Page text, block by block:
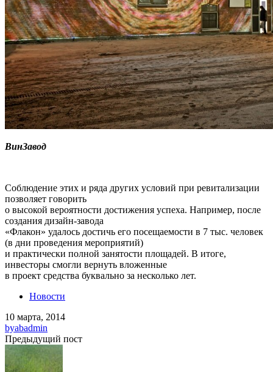
ВинЗавод
Соблюдение этих и ряда других условий при ревитализации
позволяет говорить
о высокой вероятности достижения успеха. Например, после
создания дизайн-завода
«Флакон» удалось достичь его посещаемости в 7 тыс. человек
(в дни проведения мероприятий)
и практически полной занятости площадей. В итоге,
инвесторы смогли вернуть вложенные
в проект средства буквально за несколько лет.
Новости
10 марта, 2014
byabadmin
Предыдущий пост